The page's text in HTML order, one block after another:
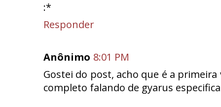
:*
Responder
Anônimo 8:01 PM
Gostei do post, acho que é a
completo falando de gyarus